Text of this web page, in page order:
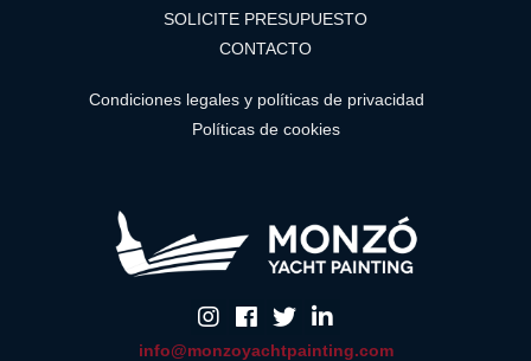
SOLICITE PRESUPUESTO
CONTACTO
Condiciones legales y políticas de privacidad
Políticas de cookies
info@monzoyachtpainting.com